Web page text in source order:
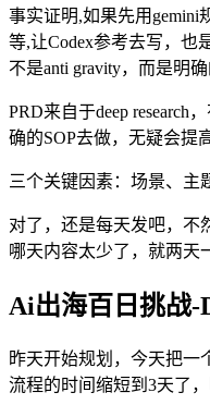
事实证明,如果先用gemini
等,让Codex参考去写，也
不是anti gravity，而是明确
PRD来自于deep research
确的SOP去做，无疑会提
三个关键因素：场景、主
对了，还是每天发吧，不
哪天内容太少了，就两天
Ai出海百日挑战-
昨天开始规划，今天把一
流程的时间缩短到3天了